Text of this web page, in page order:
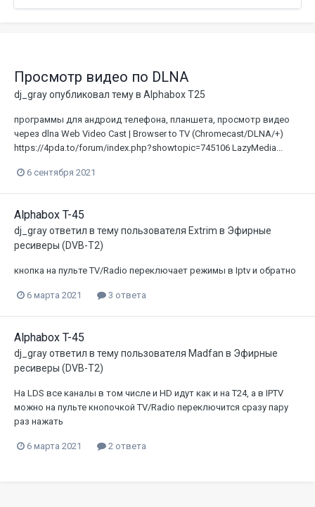
Просмотр видео по DLNA
dj_grayопубликовал тему в Alphabox T25
программы для андроид телефона, планшета, просмотр видео
через dlna Web Video Cast | Browser to TV (Chromecast/DLNA/+)
https://4pda.to/forum/index.php?showtopic=745106 LazyMedia...
6 сентября 2021
Alphabox T-45
dj_grayответил в тему пользователя Extrim в Эфирные
ресиверы (DVB-T2)
кнопка на пульте TV/Radio переключает режимы в Iptv и обратно
6 марта 2021 3 ответа
Alphabox T-45
dj_grayответил в тему пользователя Madfan в Эфирные
ресиверы (DVB-T2)
На LDS все каналы в том числе и HD идут как и на Т24, а в IPTV
можно на пульте кнопочкой TV/Radio переключится сразу пару
раз нажать
6 марта 2021 2 ответа